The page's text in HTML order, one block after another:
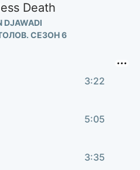
Death
DJAWADI
СЕЗОН 6
3:22
5:05
3:35